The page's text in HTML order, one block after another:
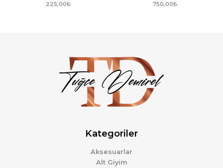
225,00₺ 750,00₺
Kategoriler
Aksesuarlar
Alt Giyim